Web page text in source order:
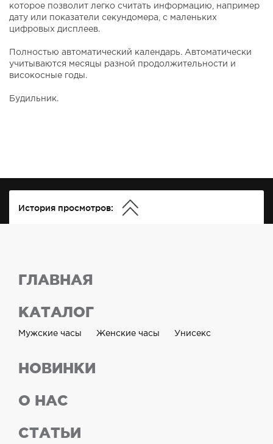
которое позволит легко считать информацию, например
дату или показатели секундомера, с маленьких
цифровых дисплеев.
Полностью автоматический календарь. Автоматически
учитываются месяцы разной продолжительности и
високосные годы.
Будильник.
История просмотров:
ГЛАВНАЯ
КАТАЛОГ
Мужские часы Женские часы Унисекс
НОВИНКИ
О НАС
СТАТЬИ